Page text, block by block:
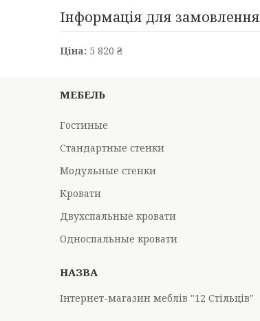
Інформація для замовлення
Ціна: 5 820 ₴
МЕБЕЛЬ
Гостиные
Стандартные стенки
Модульные стенки
Кровати
Двухспальные кровати
Односпальные кровати
Інтернет-магазин меблів "12 Стільців"